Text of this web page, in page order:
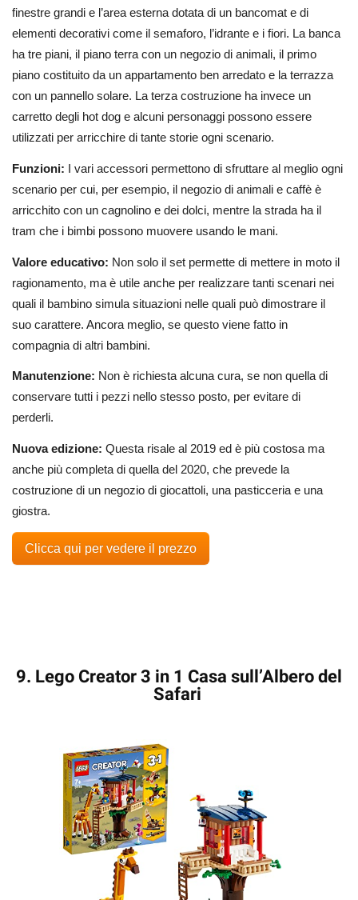
finestre grandi e l’area esterna dotata di un bancomat e di
elementi decorativi come il semaforo, l’idrante e i fiori. La banca
ha tre piani, il piano terra con un negozio di animali, il primo
piano costituito da un appartamento ben arredato e la terrazza
con un pannello solare. La terza costruzione ha invece un
carretto degli hot dog e alcuni personaggi possono essere
utilizzati per arricchire di tante storie ogni scenario.
Funzioni: I vari accessori permettono di sfruttare al meglio ogni
scenario per cui, per esempio, il negozio di animali e caffè è
arricchito con un cagnolino e dei dolci, mentre la strada ha il
tram che i bimbi possono muovere usando le mani.
Valore educativo: Non solo il set permette di mettere in moto il
ragionamento, ma è utile anche per realizzare tanti scenari nei
quali il bambino simula situazioni nelle quali può dimostrare il
suo carattere. Ancora meglio, se questo viene fatto in
compagnia di altri bambini.
Manutenzione: Non è richiesta alcuna cura, se non quella di
conservare tutti i pezzi nello stesso posto, per evitare di
perderli.
Nuova edizione: Questa risale al 2019 ed è più costosa ma
anche più completa di quella del 2020, che prevede la
costruzione di un negozio di giocattoli, una pasticceria e una
giostra.
Clicca qui per vedere il prezzo
9. Lego Creator 3 in 1 Casa sull’Albero del
Safari